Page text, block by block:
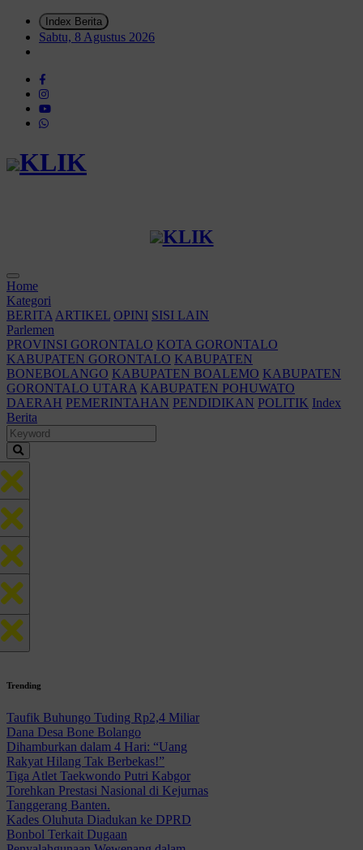
Index Berita
Sabtu, 8 Agustus 2026
KLIK
KLIK
Home
Kategori
BERITA ARTIKEL OPINI SISI LAIN
Parlemen
PROVINSI GORONTALO KOTA GORONTALO
KABUPATEN GORONTALO KABUPATEN
BONEBOLANGO KABUPATEN BOALEMO KABUPATEN
GORONTALO UTARA KABUPATEN POHUWATO
DAERAH PEMERINTAHAN PENDIDIKAN POLITIK Index
Berita
Trending
Taufik Buhungo Tuding Rp2,4 Miliar
Dana Desa Bone Bolango
Dihamburkan dalam 4 Hari: “Uang
Rakyat Hilang Tak Berbekas!”
Tiga Atlet Taekwondo Putri Kabgor
Torehkan Prestasi Nasional di Kejurnas
Tanggerang Banten.
Kades Oluhuta Diadukan ke DPRD
Bonbol Terkait Dugaan